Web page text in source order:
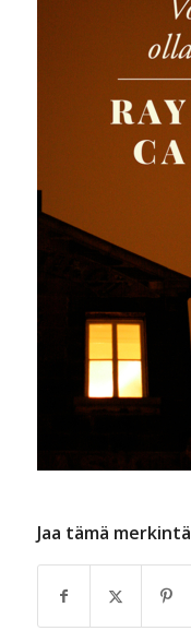
Jaa tämä merkintä